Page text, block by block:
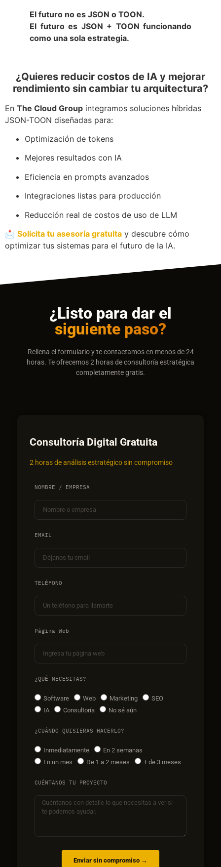
El futuro no es JSON o TOON.
El futuro es JSON + TOON funcionando
como una sola estrategia.
¿Quieres reducir costos de IA y mejorar
rendimiento sin cambiar tu arquitectura?
En The Cloud Group integramos soluciones híbridas
JSON-TOON diseñadas para:
Optimización de tokens
Mejores resultados con IA
Eficiencia en prompts avanzados
Integraciones listas para producción
Reducción real de costos de uso de LLM
📩 Solicita tu asesoría gratuita y descubre cómo
optimizar tus sistemas para el futuro de la IA.
¿Listo para dar el
siguiente paso?
Rellena el formulario y te contactamos en menos de 24
horas. Te ofrecemos 2 horas de consultoría estratégica
completamente gratis.
Consultoría Digital Gratuita
2 horas de análisis estratégico sin compromiso
NOMBRE / EMPRESA
EMAIL
TELÉFONO
Página Web
¿QUÉ NECESITAS?
Software Web Marketing
SEO
IA
Consultoría No sé aún
¿CUÁNDO QUISIERAS HACERLO?
Inmediatamente
En 2 semanas
En un mes
De 1 a 2 meses + de 3 meses
CUÉNTANOS TU PROYECTO
Enviar sin compromiso →